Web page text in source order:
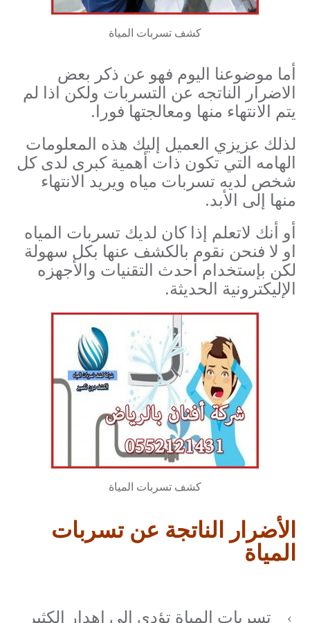
كشف تسربات المياة
أما موضوعنا اليوم فهو عن ذكر بعض
الاضرار الناتجه عن التسربات ولكن اذا لم
يتم الانتهاء منها ومعالجتها فورا.
لذلك عزيزي العميل إليك هذه المعلومات
الهامه التي تكون ذات أهمية كبرى لدى كل
شخص لديه تسربات مياه ويريد الانتهاء
منها إلى الأبد.
أو أنك لاتعلم إذا كان لديك تسربات المياه
او لا فنحن نقوم بالكشف عنها بكل سهولة
لكن بإستخدام أحدث التقنيات والأجهزه
الإليكترونية الحديثة.
كشف تسربات المياة
الأضرار الناتجة عن تسربات
المياة
تسربات المياة تؤدي إلى إهدار الكثير